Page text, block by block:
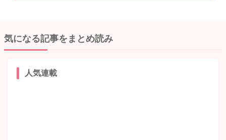
気になる記事をまとめ読み
人気連載